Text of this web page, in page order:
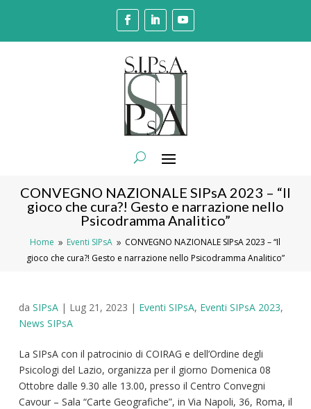
CONVEGNO NAZIONALE SIPsA 2023 – “Il
gioco che cura?! Gesto e narrazione nello
Psicodramma Analitico”
Home 9 Eventi SIPsA 9 CONVEGNO NAZIONALE SIPsA 2023 – “Il
gioco che cura?! Gesto e narrazione nello Psicodramma Analitico”
da SIPsA| Lug 21, 2023 | Eventi SIPsA, Eventi SIPsA 2023,
News SIPsA
La SIPsA con il patrocinio di COIRAG e dell’Ordine degli
Psicologi del Lazio, organizza per il giorno Domenica 08
Ottobre dalle 9.30 alle 13.00, presso il Centro Convegni
Cavour – Sala “Carte Geografiche”, in Via Napoli, 36, Roma, il